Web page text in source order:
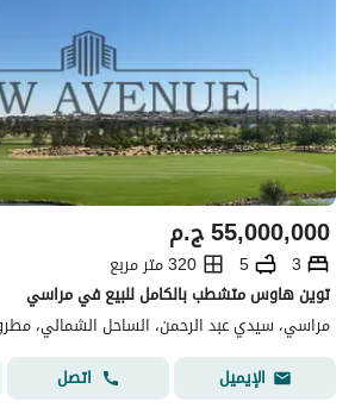
ج.م55,000,000
3
5
320 متر مربع
توين هاوس متشطب بالكامل للبيع في مراسي
مراسي، سيدي عبد الرحمن، الساحل الشمالي،
الإيميل
اتصل